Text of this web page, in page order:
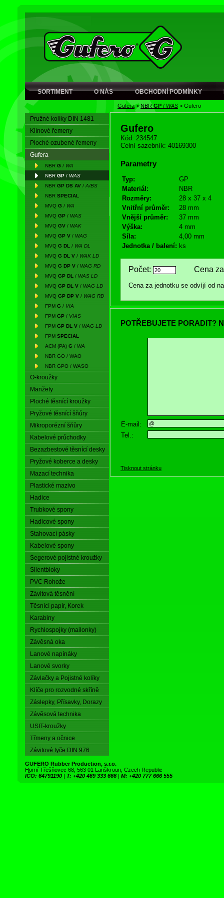
SORTIMENT O NÁS OBCHODNÍ PODMÍNKY
Gufera> NBRGP / WAS > Gufero
Pružné kolíky DIN 1481
Klínové řemeny
Ploché ozubené řemeny
Gufera
NBR G / WA
NBR GP / WAS
NBR GP DS AV / A/BS
NBR SPECIAL
MVQ G / WA
MVQ GP / WAS
MVQ GV / WAK
MVQ GP V / WAG
MVQ G DL / WA DL
MVQ G DL V / WAK LD
MVQ G DP V / WAG RD
MVQ GP DL / WAS LD
MVQ GP DL V / WAG LD
MVQ GP DP V / WAG RD
FPM G / VIA
FPM GP / VIAS
FPM GP DL V / WAG LD
FPM SPECIAL
ACM (PA) G / WA
NBR GO / WAO
NBR GPO / WASO
O-kroužky
Manžety
Ploché těsnící kroužky
Pryžové těsnící šňůry
Mikroporézní šňůry
Kabelové průchodky
Bezazbestové těsnící desky
Pryžové koberce a desky
Mazací technika
Plastické mazivo
Hadice
Trubkové spony
Hadicové spony
Stahovací pásky
Kabelové spony
Segerové pojistné kroužky
Silentbloky
PVC Rohože
Závitová těsnění
Těsnící papír, Korek
Karabiny
Rychlospojky (mailonky)
Závěsná oka
Lanové napínáky
Lanové svorky
Závlačky a Pojistné kolíky
Klíče pro rozvodné skříně
Záslepky, Přísavky, Dorazy
Závěsová technika
USIT-kroužky
Třmeny a očnice
Závitové tyče DIN 976
Gufero
Kód: 234547
Celní sazebník: 40169300
Parametry
Typ:
GP
Materiál:
NBR
Rozměry:
28 x 37 x 4
Vnitřní průměr:
28 mm
Vnější průměr:
37 mm
Výška:
4 mm
Síla:
4,00 mm
Jednotka / balení: ks
Počet: Cena za
Cena za jednotku se odvíjí od
POTŘEBUJETE PORADIT?
E-mail:
Tel.:
Tisknout stránku
GUFERO Rubber Production, s.r.o.
Horní Třešňovec 68, 563 01 Lanškroun, Czech Republic
IČO: 64791190 | T: +420 469 333 666 | M: +420 777 666 555